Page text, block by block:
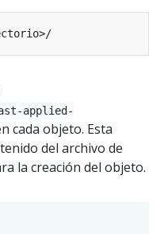
applied-
cada objeto. Esta
del archivo de
la creación del objeto.